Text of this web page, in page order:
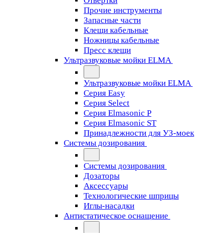
Прочие инструменты
Запасные части
Клещи кабельные
Ножницы кабельные
Пресс клещи
Ультразвуковые мойки ELMA
Ультразвуковые мойки ELMA
Серия Easy
Серия Select
Серия Elmasonic P
Серия Elmasonic ST
Принадлежности для УЗ-моек
Системы дозирования
Системы дозирования
Дозаторы
Аксессуары
Технологические шприцы
Иглы-насадки
Антистатическое оснащение